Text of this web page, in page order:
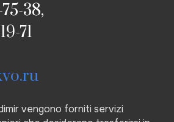
38,
71
vengono forniti servizi